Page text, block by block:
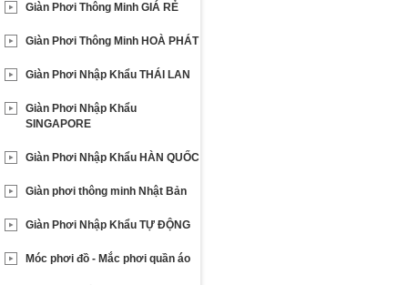
Giàn Phơi Thông Minh GIÁ RẺ
Giàn Phơi Thông Minh HOÀ PHÁT
Giàn Phơi Nhập Khẩu THÁI LAN
Giàn Phơi Nhập Khẩu
SINGAPORE
Giàn Phơi Nhập Khẩu HÀN QUỐC
Giàn phơi thông minh Nhật Bản
Giàn Phơi Nhập Khẩu TỰ ĐỘNG
Móc phơi đồ - Mắc phơi quần áo